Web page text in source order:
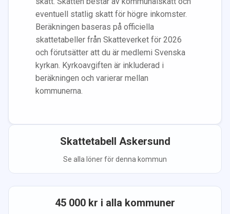
eventuell statlig skatt för högre inkomster.
Beräkningen baseras på officiella
skattetabeller från Skatteverket för 2026
och förutsätter att du är medlemi Svenska
kyrkan. Kyrkoavgiften är inkluderad i
beräkningen och varierar mellan
kommunerna.
Skattetabell Askersund
Se alla löner för denna kommun
45 000 kr i alla kommuner